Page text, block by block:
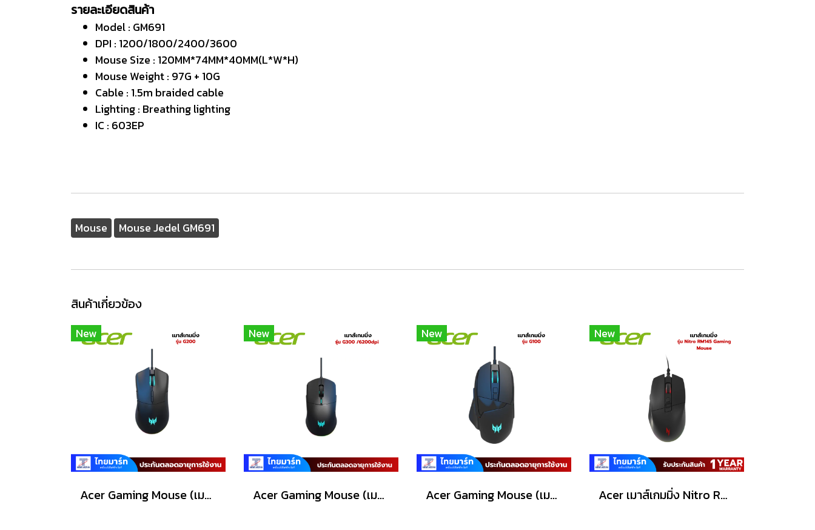
รายละเอียดสินค้า
Model : GM691
DPI : 1200/1800/2400/3600
Mouse Size : 120MM*74MM*40MM(L*W*H)
Mouse Weight : 97G + 10G
Cable : 1.5m braided cable
Lighting : Breathing lighting
IC : 603EP
Mouse Mouse Jedel GM691
สินค้าเกี่ยวข้อง
New
Acer Gaming Mouse (เมาส์เกมมิ่ง) Predator รุ่น G200 /6200dpi/Warranty Lifetime
New
Acer Gaming Mouse (เมาส์เกมมิ่ง) Predator รุ่น G300 /6200dpi/Warranty Lifetime
New
Acer Gaming Mouse (เมาส์เกมมิ่ง) Predator รุ่น G100 /6200dpi/Warranty Lifetime
New
Acer เมาส์เกมมิ่ง Nitro RM145 Gaming Mouse